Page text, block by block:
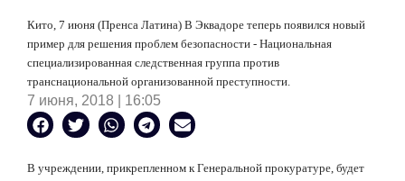
Кито, 7 июня (Пренса Латина) В Эквадоре теперь появился новый
пример для решения проблем безопасности - Национальная
специализированная следственная группа против
транснациональной организованной преступности.
7 июня, 2018 | 16:05
В учреждении, прикрепленном к Генеральной прокуратуре, будет